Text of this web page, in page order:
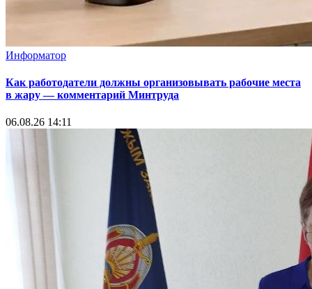
Информатор
Как работодатели должны организовывать рабочие места
в жару — комментарий Минтруда
06.08.26 14:11